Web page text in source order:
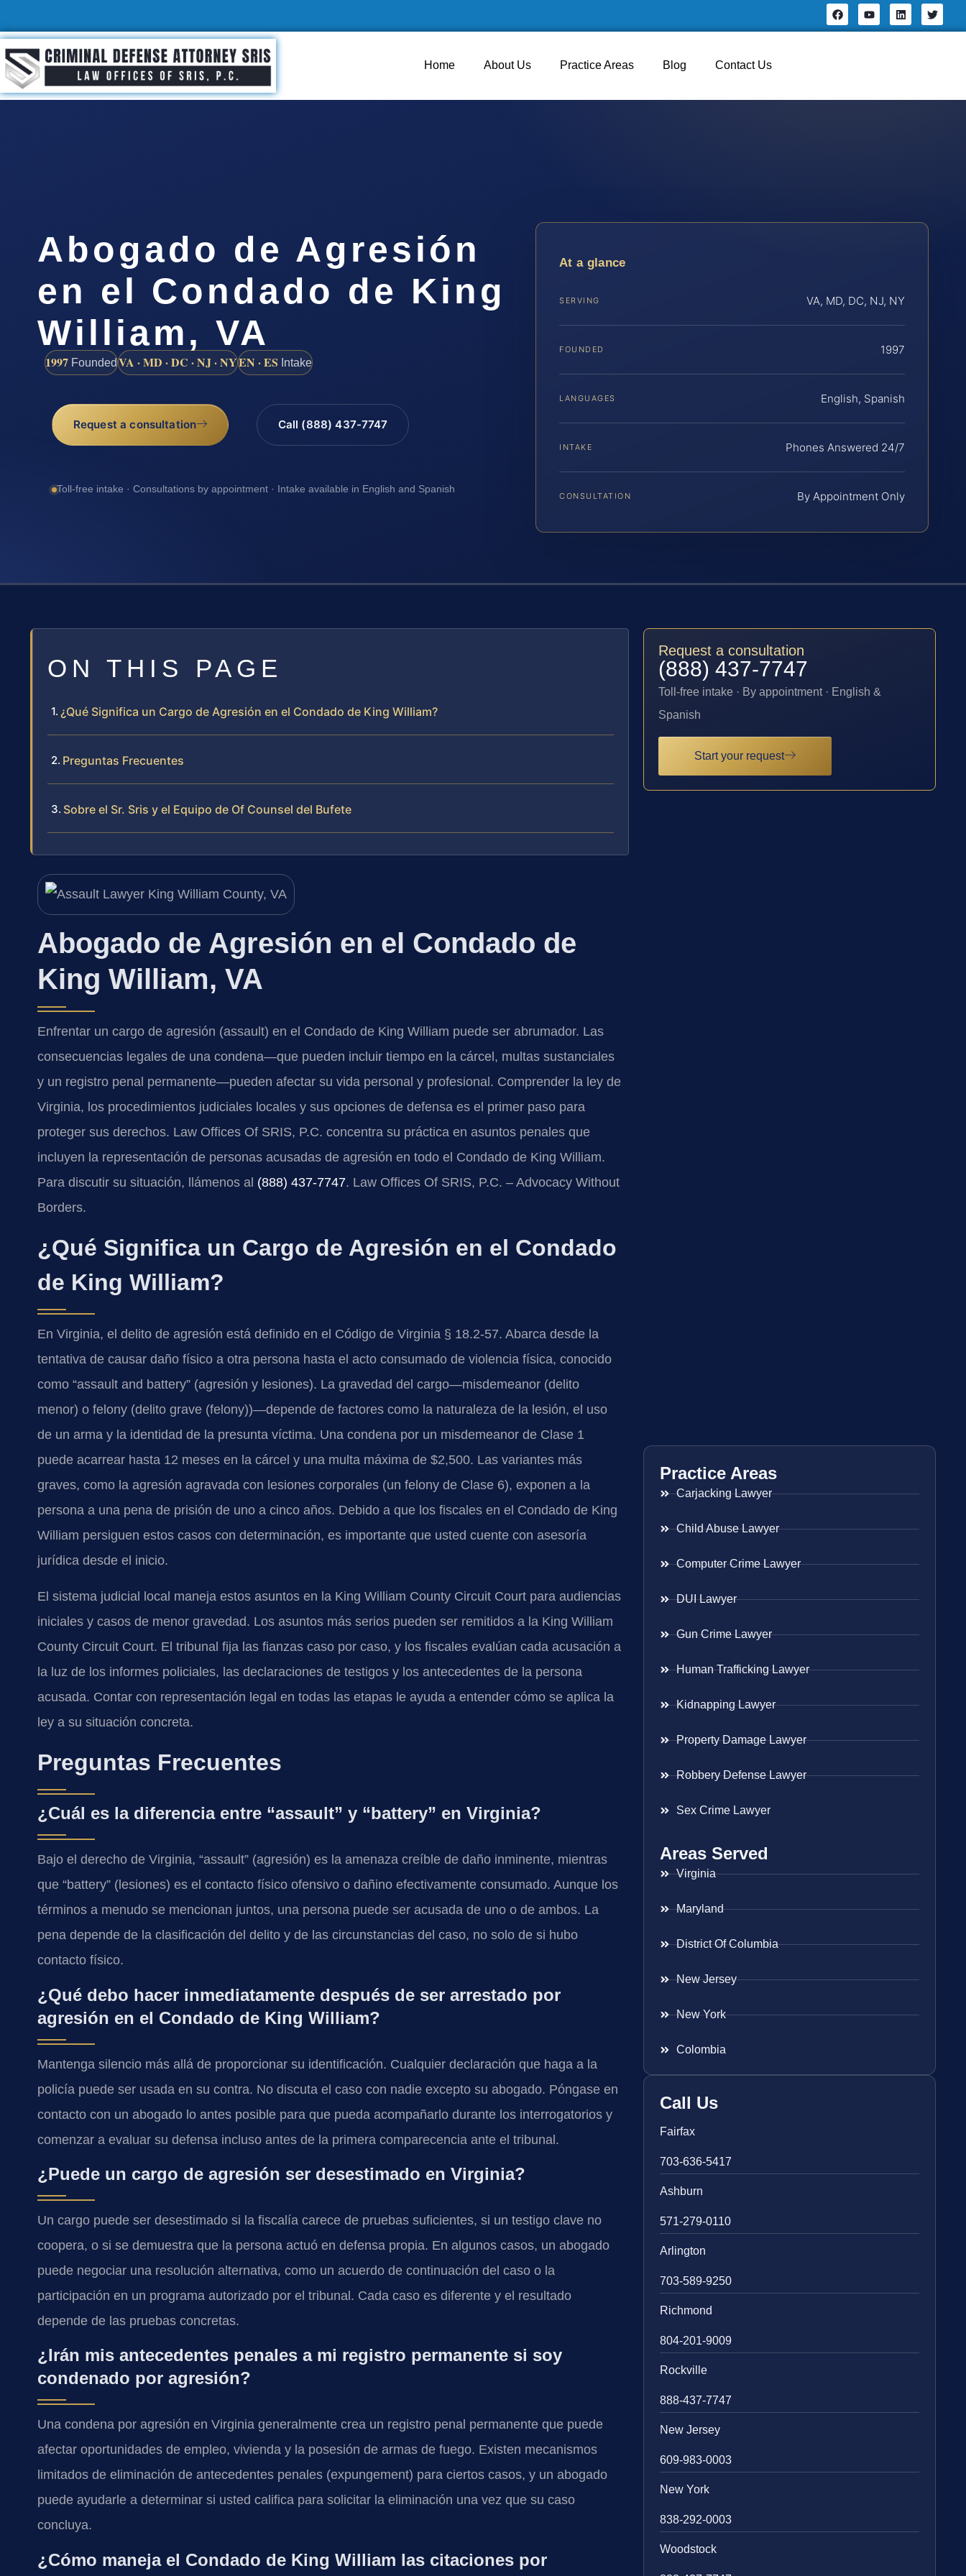
Home About Us Practice Areas Blog Contact Us
Abogado de Agresión
en el Condado de King
William, VA
1997 FoundedVA · MD · DC · NJ · NYEN · ES Intake
Request a consultation Call (888) 437-7747
Toll-free intake · Consultations by appointment · Intake available in English and Spanish
At a glance
SERVING VA, MD, DC, NJ, NY
FOUNDED 1997
LANGUAGES English, Spanish
INTAKE Phones Answered 24/7
CONSULTATION By Appointment Only
ON THIS PAGE
¿Qué Significa un Cargo de Agresión en el Condado de King William?
Preguntas Frecuentes
Sobre el Sr. Sris y el Equipo de Of Counsel del Bufete
Abogado de Agresión en el Condado de
King William, VA
Enfrentar un cargo de agresión (assault) en el Condado de King William puede ser abrumador. Las
consecuencias legales de una condena—que pueden incluir tiempo en la cárcel, multas sustanciales
y un registro penal permanente—pueden afectar su vida personal y profesional. Comprender la ley de
Virginia, los procedimientos judiciales locales y sus opciones de defensa es el primer paso para
proteger sus derechos. Law Offices Of SRIS, P.C. concentra su práctica en asuntos penales que
incluyen la representación de personas acusadas de agresión en todo el Condado de King William.
Para discutir su situación, llámenos al (888) 437-7747. Law Offices Of SRIS, P.C. – Advocacy Without
Borders.
¿Qué Significa un Cargo de Agresión en el Condado
de King William?
En Virginia, el delito de agresión está definido en el Código de Virginia § 18.2-57. Abarca desde la
tentativa de causar daño físico a otra persona hasta el acto consumado de violencia física, conocido
como “assault and battery” (agresión y lesiones). La gravedad del cargo—misdemeanor (delito
menor) o felony (delito grave (felony))—depende de factores como la naturaleza de la lesión, el uso
de un arma y la identidad de la presunta víctima. Una condena por un misdemeanor de Clase 1
puede acarrear hasta 12 meses en la cárcel y una multa máxima de $2,500. Las variantes más
graves, como la agresión agravada con lesiones corporales (un felony de Clase 6), exponen a la
persona a una pena de prisión de uno a cinco años. Debido a que los fiscales en el Condado de King
William persiguen estos casos con determinación, es importante que usted cuente con asesoría
jurídica desde el inicio.
El sistema judicial local maneja estos asuntos en la King William County Circuit Court para audiencias
iniciales y casos de menor gravedad. Los asuntos más serios pueden ser remitidos a la King William
County Circuit Court. El tribunal fija las fianzas caso por caso, y los fiscales evalúan cada acusación a
la luz de los informes policiales, las declaraciones de testigos y los antecedentes de la persona
acusada. Contar con representación legal en todas las etapas le ayuda a entender cómo se aplica la
ley a su situación concreta.
Preguntas Frecuentes
¿Cuál es la diferencia entre “assault” y “battery” en Virginia?
Bajo el derecho de Virginia, “assault” (agresión) es la amenaza creíble de daño inminente, mientras
que “battery” (lesiones) es el contacto físico ofensivo o dañino efectivamente consumado. Aunque los
términos a menudo se mencionan juntos, una persona puede ser acusada de uno o de ambos. La
pena depende de la clasificación del delito y de las circunstancias del caso, no solo de si hubo
contacto físico.
¿Qué debo hacer inmediatamente después de ser arrestado por
agresión en el Condado de King William?
Mantenga silencio más allá de proporcionar su identificación. Cualquier declaración que haga a la
policía puede ser usada en su contra. No discuta el caso con nadie excepto su abogado. Póngase en
contacto con un abogado lo antes posible para que pueda acompañarlo durante los interrogatorios y
comenzar a evaluar su defensa incluso antes de la primera comparecencia ante el tribunal.
¿Puede un cargo de agresión ser desestimado en Virginia?
Un cargo puede ser desestimado si la fiscalía carece de pruebas suficientes, si un testigo clave no
coopera, o si se demuestra que la persona actuó en defensa propia. En algunos casos, un abogado
puede negociar una resolución alternativa, como un acuerdo de continuación del caso o la
participación en un programa autorizado por el tribunal. Cada caso es diferente y el resultado
depende de las pruebas concretas.
¿Irán mis antecedentes penales a mi registro permanente si soy
condenado por agresión?
Una condena por agresión en Virginia generalmente crea un registro penal permanente que puede
afectar oportunidades de empleo, vivienda y la posesión de armas de fuego. Existen mecanismos
limitados de eliminación de antecedentes penales (expungement) para ciertos casos, y un abogado
puede ayudarle a determinar si usted califica para solicitar la eliminación una vez que su caso
concluya.
¿Cómo maneja el Condado de King William las citaciones por
Request a consultation
(888) 437-7747
Toll-free intake · By appointment · English &
Spanish
Start your request
Practice Areas
Carjacking Lawyer
Child Abuse Lawyer
Computer Crime Lawyer
DUI Lawyer
Gun Crime Lawyer
Human Trafficking Lawyer
Kidnapping Lawyer
Property Damage Lawyer
Robbery Defense Lawyer
Sex Crime Lawyer
Areas Served
Virginia
Maryland
District Of Columbia
New Jersey
New York
Colombia
Call Us
Fairfax
703-636-5417
Ashburn
571-279-0110
Arlington
703-589-9250
Richmond
804-201-9009
Rockville
888-437-7747
New Jersey
609-983-0003
New York
838-292-0003
Woodstock